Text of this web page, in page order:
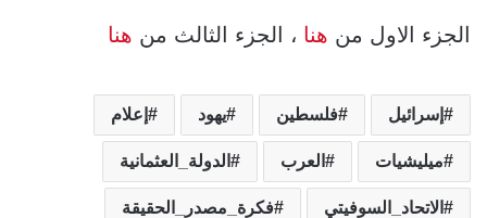
الجزء الاول من هنا ، الجزء الثالث من هنا
إسرائيل فلسطين يهود إعلام
ميليشيات العرب الدولة_العثمانية
الاتحاد_السوفيتي فكرة_مصدر_الحقيقة